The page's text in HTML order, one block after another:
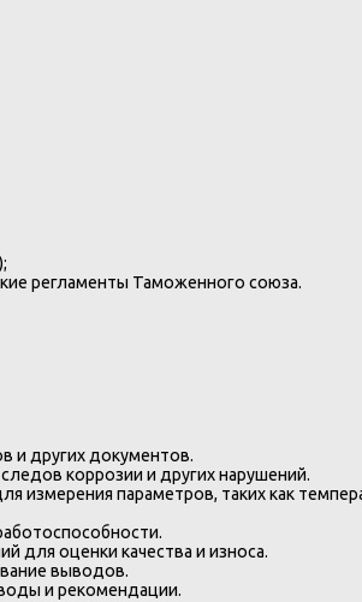
регламенты Таможенного союза.
и других документов.
коррозии и других нарушений.
измерения параметров, таких как
для оценки качества и износа.
выводов.
и рекомендации.